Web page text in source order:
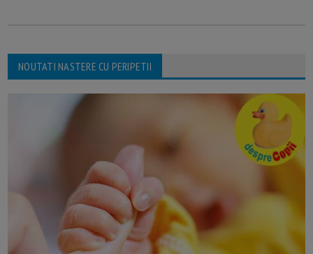
NOUTATI NASTERE CU PERIPETII